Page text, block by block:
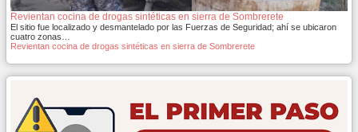
Revientan cocina de drogas sintéticas en sierra de Sombrerete
El sitio fue localizado y desmantelado por las Fuerzas de Seguridad; ahí se ubicaron
cuatro zonas…
Revientan cocina de drogas sintéticas en sierra de Sombrerete